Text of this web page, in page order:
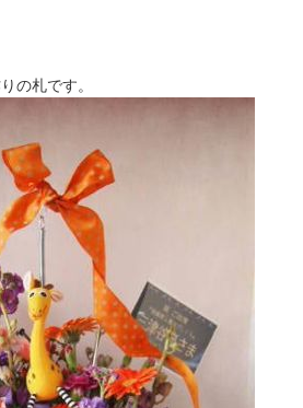
の札です。